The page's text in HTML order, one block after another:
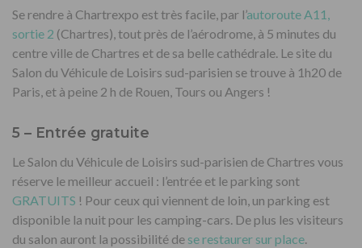
Se rendre à Chartrexpo est très facile, par l’autoroute A11,
sortie 2 (Chartres), tout près de l’aérodrome, à 5 minutes du
centre ville de Chartres et de sa belle cathédrale. Le site du
Salon du Véhicule de Loisirs sud-parisien se trouve à 1h20 de
Paris, et à peine 2 h de Rouen, Tours ou Angers !
5 – Entrée gratuite
Le Salon du Véhicule de Loisirs sud-parisien de Chartres vous
réserve le meilleur accueil : l’entrée et le parking sont
GRATUITS ! Pour ceux qui viennent de loin, un parking est
disponible la nuit pour les camping-cars. De plus les visiteurs
du salon auront la possibilité de se restaurer sur place.